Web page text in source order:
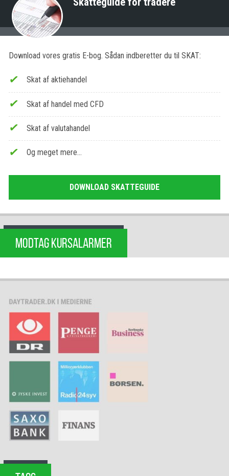
Download vores gratis E-bog. Sådan indberetter du til SKAT:
Skat af aktiehandel
Skat af handel med CFD
Skat af valutahandel
Og meget mere…
DOWNLOAD SKATTEGUIDE
MODTAG KURSALARMER